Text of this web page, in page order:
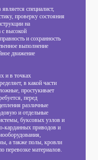
специалист,
проверку состояния
на
с высокой
и сохранность
выполнение
движение
и в точках
в какой части
простукивает
перед
различные
и отдельные
буксовых узлов и
карданных приводов и
а также полы, кровли
перевозке материалов.